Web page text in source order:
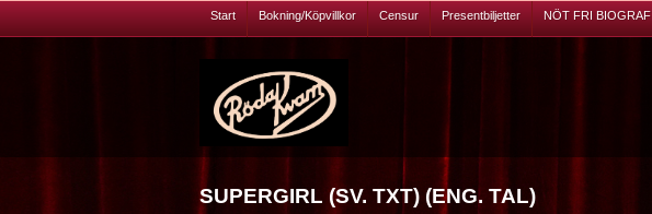
Start Bokning/Köpvillkor Censur Presentbiljetter NÖT FRI BIOGRAF
SUPERGIRL (SV. TXT) (ENG. TAL)